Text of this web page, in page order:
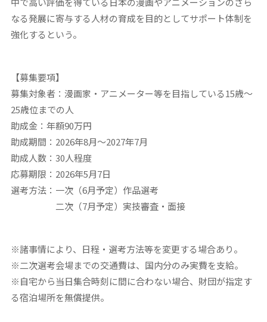
なる発展に寄与する人材の育成を目的としてサポート体制を
強化するという。
【募集要項】
募集対象者：漫画家・アニメーター等を目指している15歳～
25歳位までの人
助成金：年額90万円
助成期間：2026年8月～2027年7月
助成人数：30人程度
応募期限：2026年5月7日
選考方法：一次（6月予定）作品選考
二次（7月予定）実技審査・面接
※諸事情により、日程・選考方法等を変更する場合あり。
※二次選考会場までの交通費は、国内分のみ実費を支給。
※自宅から当日集合時刻に間に合わない場合、財団が指定す
る宿泊場所を無償提供。